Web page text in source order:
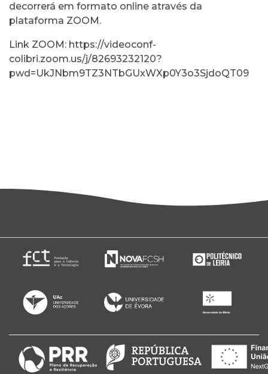
decorrerá em formato online através da
plataforma ZOOM.
Link ZOOM: https://videoconf-
colibri.zoom.us/j/82693232120?
pwd=UkJNbm9TZ3NTbGUxWXp0Y3o3SjdoQT09